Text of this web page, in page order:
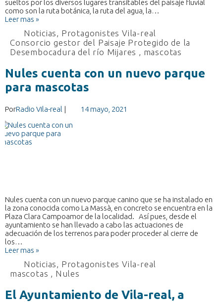
sueltos por los diversos lugares transitables del paisaje fluvial
como son la ruta botánica, la ruta del agua, la…
Leer mas »
Noticias, Protagonistes Vila-real
Consorcio gestor del Paisaje Protegido de la
Desembocadura del río Mijares , mascotas
Nules cuenta con un nuevo parque
para mascotas
PorRadio Vila-real | 14 mayo, 2021
Nules cuenta con un nuevo parque canino que se ha instalado en
la zona conocida como La Massà, en concreto se encuentra en la
Plaza Clara Campoamor de la localidad. Así pues, desde el
ayuntamiento se han llevado a cabo las actuaciones de
adecuación de los terrenos para poder proceder al cierre de
los…
Leer mas »
Noticias, Protagonistes Vila-real
mascotas , Nules
El Ayuntamiento de Vila-real, a